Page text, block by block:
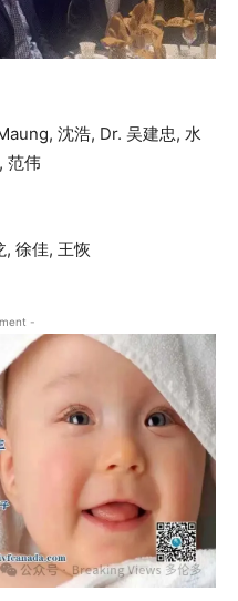
沈浩, Dr. 吴建忠, 水
范伟
, 徐佳, 王恢
-